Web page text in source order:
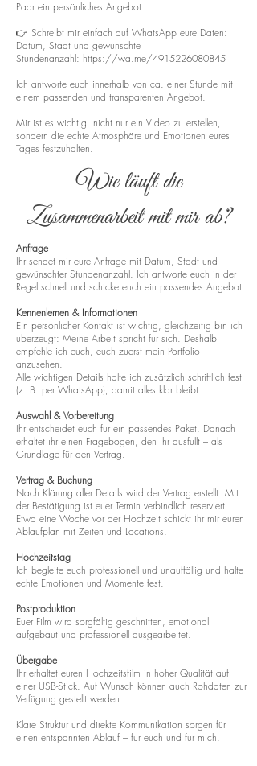
Paar ein persönliches Angebot.
👉 Schreibt mir einfach auf WhatsApp eure Daten:
Datum, Stadt und gewünschte
Stundenanzahl: https://wa.me/4915226080845
Ich antworte euch innerhalb von ca. einer Stunde mit
einem passenden und transparenten Angebot.
Mir ist es wichtig, nicht nur ein Video zu erstellen,
sondern die echte Atmosphäre und Emotionen eures
Tages festzuhalten.
Wie läuft die
Zusammenarbeit mit mir ab?
Anfrage
Ihr sendet mir eure Anfrage mit Datum, Stadt und
gewünschter Stundenanzahl. Ich antworte euch in der
Regel schnell und schicke euch ein passendes Angebot.
Kennenlernen & Informationen
Ein persönlicher Kontakt ist wichtig, gleichzeitig bin ich
überzeugt: Meine Arbeit spricht für sich. Deshalb
empfehle ich euch, euch zuerst mein Portfolio
anzusehen.
Alle wichtigen Details halte ich zusätzlich schriftlich fest
(z. B. per WhatsApp), damit alles klar bleibt.
Auswahl & Vorbereitung
Ihr entscheidet euch für ein passendes Paket. Danach
erhaltet ihr einen Fragebogen, den ihr ausfüllt – als
Grundlage für den Vertrag.
Vertrag & Buchung
Nach Klärung aller Details wird der Vertrag erstellt. Mit
der Bestätigung ist euer Termin verbindlich reserviert.
Etwa eine Woche vor der Hochzeit schickt ihr mir euren
Ablaufplan mit Zeiten und Locations.
Hochzeitstag
Ich begleite euch professionell und unauffällig und halte
echte Emotionen und Momente fest.
Postproduktion
Euer Film wird sorgfältig geschnitten, emotional
aufgebaut und professionell ausgearbeitet.
Übergabe
Ihr erhaltet euren Hochzeitsfilm in hoher Qualität auf
einer USB-Stick. Auf Wunsch können auch Rohdaten zur
Verfügung gestellt werden.
Klare Struktur und direkte Kommunikation sorgen für
einen entspannten Ablauf – für euch und für mich.